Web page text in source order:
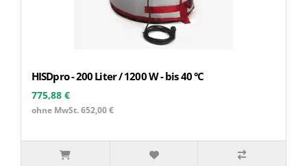
HISDpro - 200 Liter / 1200 W - bis 40 °C
775,88 €
ohne MwSt. 652,00 €